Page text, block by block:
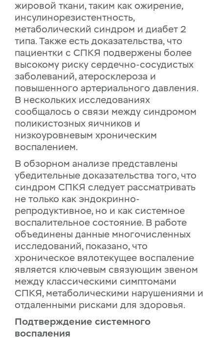
жировой ткани, таким как ожирение,
инсулинорезистентность,
метаболический синдром и диабет 2
типа. Также есть доказательства, что
пациентки с СПКЯ подвержены более
высокому риску сердечно-сосудистых
заболеваний, атеросклероза и
повышенного артериального давления.
В нескольких исследованиях
сообщалось о связи между синдромом
поликистозных яичников и
низкоуровневым хроническим
воспалением.
В обзорном анализе представлены
убедительные доказательства того, что
синдром СПКЯ следует рассматривать
не только как эндокринно-
репродуктивное, но и как системное
воспалительное состояние. В работе
объединены данные многочисленных
исследований, показано, что
хроническое вялотекущее воспаление
является ключевым связующим звеном
между классическими симптомами
СПКЯ, метаболическими нарушениями и
отдаленными рисками для здоровья.
Подтверждение системного
воспаления